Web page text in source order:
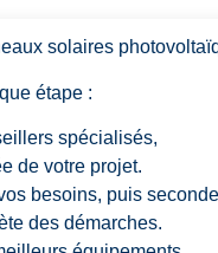
solaires
étape :
spécialisés,
de votre projet.
besoins, puis
des démarches.